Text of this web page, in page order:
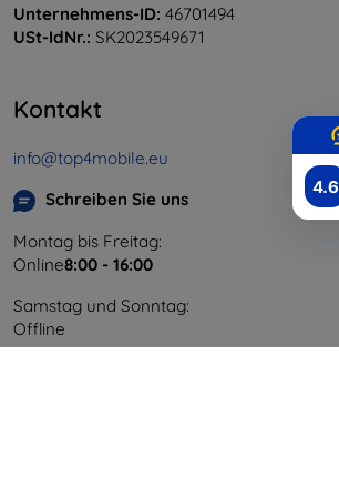
4.6
Unternehmens-ID: 46701494
USt-IdNr.: SK2023549671
Kontakt
info@top4mobile.eu
Schreiben Sie uns
Montag bis Freitag:
Online8:00 - 16:00
Samstag und Sonntag:
Offline